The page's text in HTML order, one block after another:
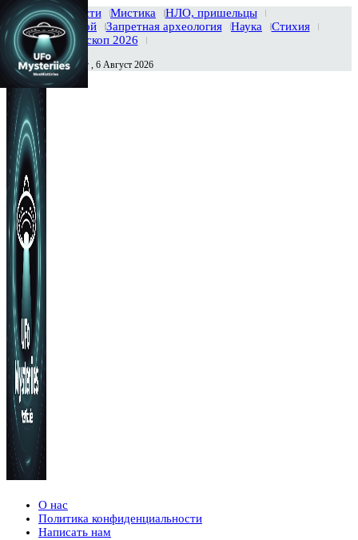
Главная Новости Мистика
НЛО, пришельцы
Тайны вселенной
Запретная археология Наука
Стихия
История
Гороскоп 2026
Сегодня Четверг , 6 Август 2026
О нас
Политика конфиденциальности
Написать нам